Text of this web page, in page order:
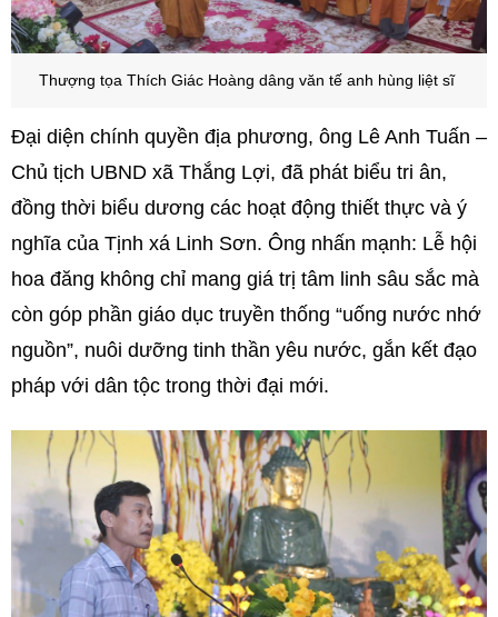
Thượng tọa Thích Giác Hoàng dâng văn tế anh hùng liệt sĩ
Đại diện chính quyền địa phương, ông Lê Anh Tuấn –
Chủ tịch UBND xã Thắng Lợi, đã phát biểu tri ân,
đồng thời biểu dương các hoạt động thiết thực và ý
nghĩa của Tịnh xá Linh Sơn. Ông nhấn mạnh: Lễ hội
hoa đăng không chỉ mang giá trị tâm linh sâu sắc mà
còn góp phần giáo dục truyền thống “uống nước nhớ
nguồn”, nuôi dưỡng tinh thần yêu nước, gắn kết đạo
pháp với dân tộc trong thời đại mới.